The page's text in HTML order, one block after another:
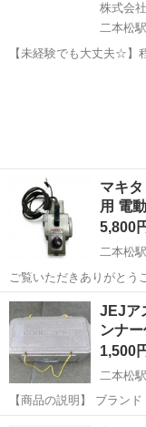
株式会
二本松駅
【未経験でも大丈夫☆】
マキ
用 電
5,800
二本松駅
ご覧いただきありがとうございます マキタ
1804N 木工用 電動かんな 木材削り
ー：makita マキタ ・商
福島 二本松市
JEJア
ンナ
1,500
二本松駅
【商品の説明】 ブラン
名：発泡クーラー #30 (